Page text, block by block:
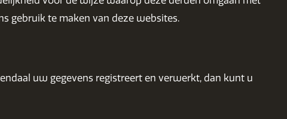
gebruik te maken van deze websites.
uw gegevens registreert en verwerkt, dan kunt u